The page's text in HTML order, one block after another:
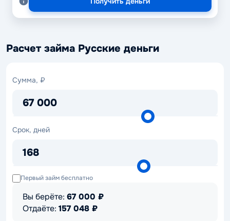
Расчет займа Русские деньги
Сумма, ₽
67 000
Сумма,
Срок, дней
168
Срок,
Первый займ бесплатно
Вы берёте: 67 000 ₽
Отдаёте: 157 048 ₽